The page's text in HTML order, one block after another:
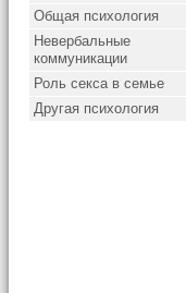
Общая психология
Невербальные
коммуникации
Роль секса в семье
Другая психология